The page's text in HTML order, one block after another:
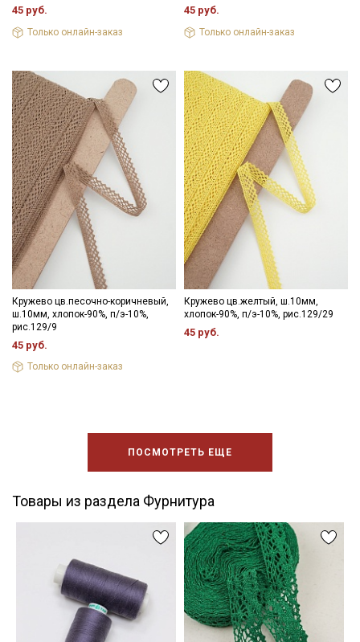
45 руб.
Только онлайн-заказ
45 руб.
Только онлайн-заказ
Кружево цв.песочно-коричневый,
ш.10мм, хлопок-90%, п/э-10%,
рис.129/9
45 руб.
Только онлайн-заказ
Кружево цв.желтый, ш.10мм,
хлопок-90%, п/э-10%, рис.129/29
45 руб.
ПОСМОТРЕТЬ ЕЩЕ
Товары из раздела Фурнитура